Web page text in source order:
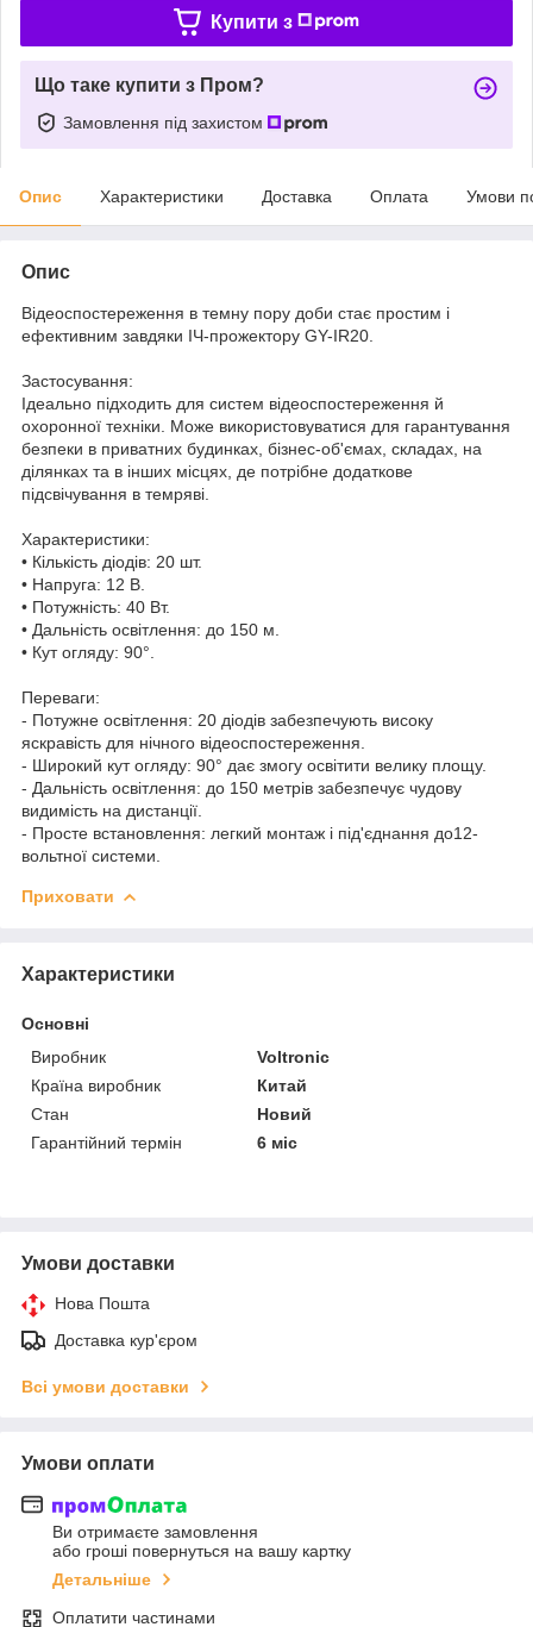
Купити з
Що таке купити з Пром?
Замовлення під захистом
Опис Характеристики Доставка Оплата Умови
Опис
Відеоспостереження в темну пору доби стає простим і
ефективним завдяки ІЧ-прожектору GY-IR20.
Застосування:
Ідеально підходить для систем відеоспостереження й
охоронної техніки. Може використовуватися для гарантування
безпеки в приватних будинках, бізнес-об'ємах, складах, на
ділянках та в інших місцях, де потрібне додаткове
підсвічування в темряві.
Характеристики:
• Кількість діодів: 20 шт.
• Напруга: 12 В.
• Потужність: 40 Вт.
• Дальність освітлення: до 150 м.
• Кут огляду: 90°.
Переваги:
- Потужне освітлення: 20 діодів забезпечують високу
яскравість для нічного відеоспостереження.
- Широкий кут огляду: 90° дає змогу освітити велику площу.
- Дальність освітлення: до 150 метрів забезпечує чудову
видимість на дистанції.
- Просте встановлення: легкий монтаж і під'єднання до12-
вольтної системи.
Приховати
Характеристики
Основні
Виробник
Voltronic
Країна виробник
Китай
Стан
Новий
Гарантійний термін
6 міс
Умови доставки
Нова Пошта
Доставка кур'єром
Всі умови доставки
Умови оплати
Ви отримаєте замовлення
або гроші повернуться на вашу картку
Детальніше
Оплатити частинами